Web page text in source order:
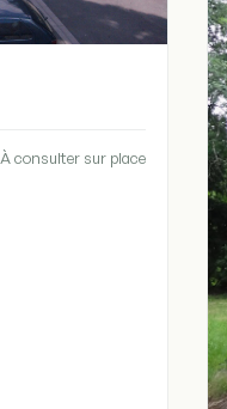
À consulter sur place